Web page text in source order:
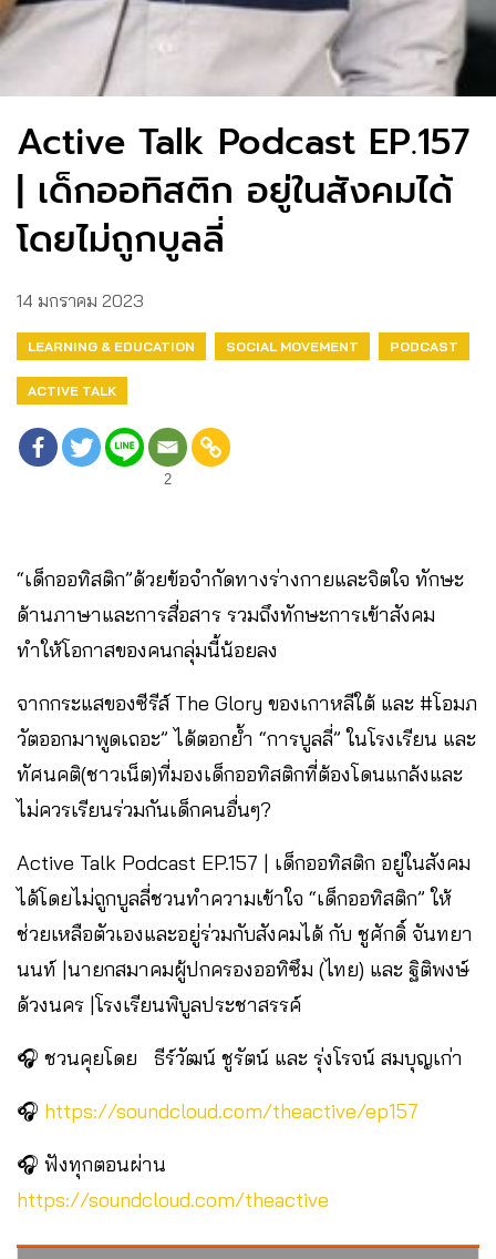
Active Talk Podcast EP.157
| เด็กออทิสติก อยู่ในสังคมได้
โดยไม่ถูกบูลลี่
14 มกราคม 2023
LEARNING & EDUCATION SOCIAL MOVEMENT PODCAST
ACTIVE TALK
2
“เด็กออทิสติก”ด้วยข้อจำกัดทางร่างกายและจิตใจ ทักษะ
ด้านภาษาและการสื่อสาร รวมถึงทักษะการเข้าสังคม
ทำให้โอกาสของคนกลุ่มนี้น้อยลง
จากกระแสของซีรีส์ The Glory ของเกาหลีใต้ และ #โอมภ
วัตออกมาพูดเถอะ” ได้ตอกย้ำ “การบูลลี่” ในโรงเรียน และ
ทัศนคติ(ชาวเน็ต)ที่มองเด็กออทิสติกที่ต้องโดนแกล้งและ
ไม่ควรเรียนร่วมกันเด็กคนอื่นๆ?
Active Talk Podcast EP.157 | เด็กออทิสติก อยู่ในสังคม
ได้โดยไม่ถูกบูลลี่ชวนทำความเข้าใจ “เด็กออทิสติก” ให้
ช่วยเหลือตัวเองและอยู่ร่วมกับสังคมได้ กับ ชูศักดิ์ จันทยา
นนท์ |นายกสมาคมผู้ปกครองออทิซึม (ไทย) และ ฐิติพงษ์
ด้วงนคร |โรงเรียนพิบูลประชาสรรค์
🎧 ชวนคุยโดย ธีร์วัฒน์ ชูรัตน์ และ รุ่งโรจน์ สมบุญเก่า
🎧 https://soundcloud.com/theactive/ep157
🎧 ฟังทุกตอนผ่าน
https://soundcloud.com/theactive